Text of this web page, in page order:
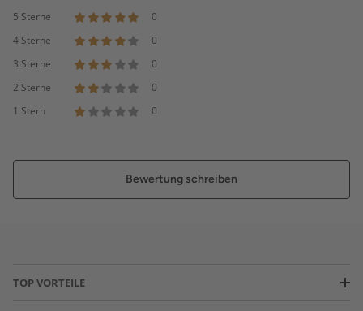
5 Sterne
0
4 Sterne
0
3 Sterne
0
2 Sterne
0
1 Stern
0
Bewertung schreiben
TOP VORTEILE